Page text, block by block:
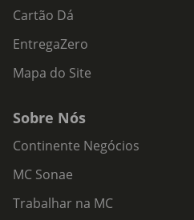
Cartão Dá
EntregaZero
Mapa do Site
Sobre Nós
Continente Negócios
MC Sonae
Trabalhar na MC